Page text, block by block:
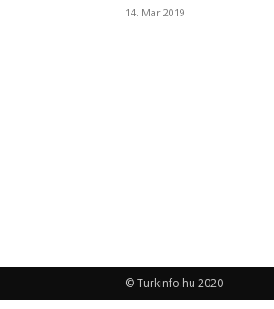
14. Mar 2019
© Turkinfo.hu 2020